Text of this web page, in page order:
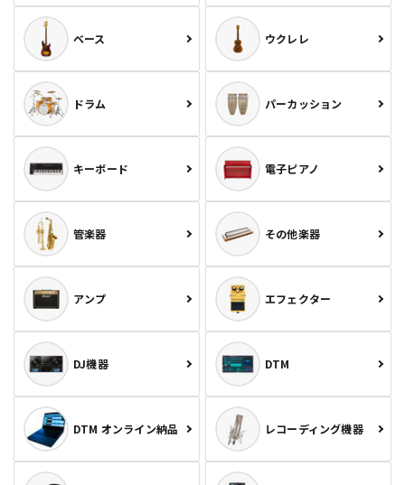
ベース ウクレレ
ドラム パーカッション
キーボード 電子ピアノ
管楽器 その他楽器
アンプ エフェクター
DJ機器 DTM
DTM オンライン納品 レコーディング機器